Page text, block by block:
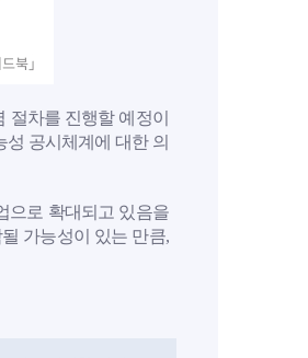
절차를 진행할 예정이
공시체계에 대한 의
으로 확대되고 있음을
가능성이 있는 만큼,